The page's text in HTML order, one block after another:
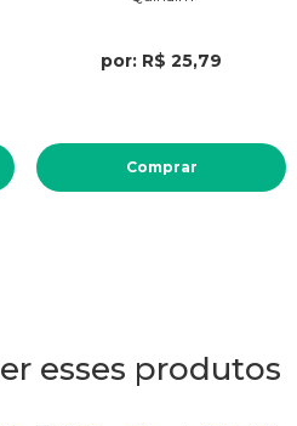
por: R$ 25,79
Comprar
esses produtos